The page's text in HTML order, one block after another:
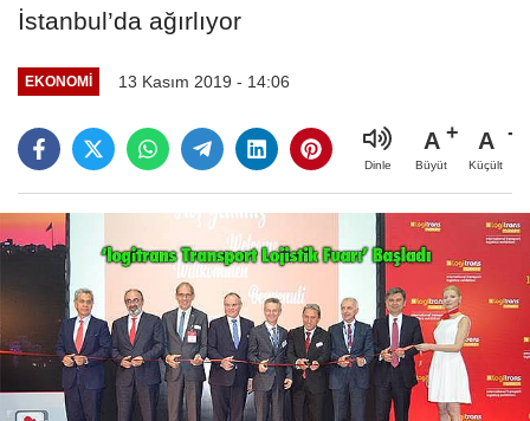
İstanbul’da ağırlıyor
EKONOMI 13 Kasım 2019 - 14:06
Dinle
A
Büyüt
A
Küçült